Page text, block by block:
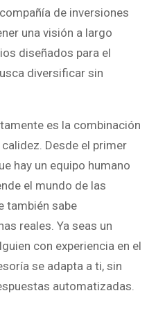
de inversiones
una visión a largo
diseñados para el
diversificar sin
es la combinación
Desde el primer
hay un equipo humano
el mundo de las
también sabe
reales. Ya seas un
con experiencia en el
se adapta a ti, sin
automatizadas.